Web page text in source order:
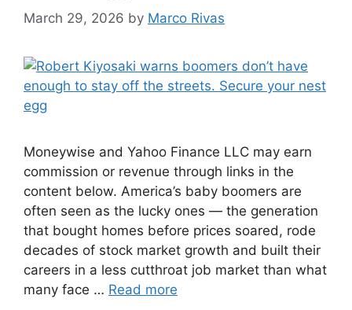
March 29, 2026 by Marco Rivas
Moneywise and Yahoo Finance LLC may earn
commission or revenue through links in the
content below. America’s baby boomers are
often seen as the lucky ones — the generation
that bought homes before prices soared, rode
decades of stock market growth and built their
careers in a less cutthroat job market than what
many face … Read more